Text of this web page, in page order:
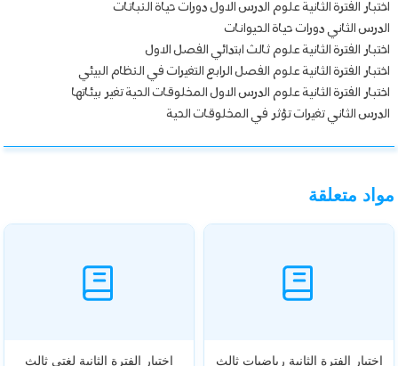
اختبار الفترة الثانية علوم الدرس الاول دورات حياة النباتات
الدرس الثاني دورات حياة الحيوانات
اختبار الفترة الثانية علوم ثالث ابتدائي الفصل الاول
اختبار الفترة الثانية علوم الفصل الرابع التغيرات في النظام البيئي
اختبار الفترة الثانية علوم الدرس الاول المخلوقات الحية تغير بيئاتها
الدرس الثاني تغيرات تؤثر في المخلوقات الحية
مواد متعلقة
اختبار الفترة الثانية رياضيات ثالث اختبار الفترة الثانية لغتي ثالث